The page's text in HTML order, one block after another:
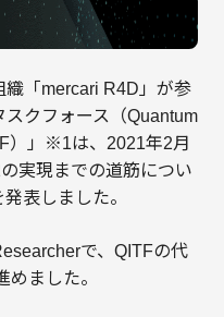
「mercari R4D」が参
クフォース（Quantum
）」※1は、2021年2月
実現までの道筋につい
表しました。
で、QITFの代
ました。